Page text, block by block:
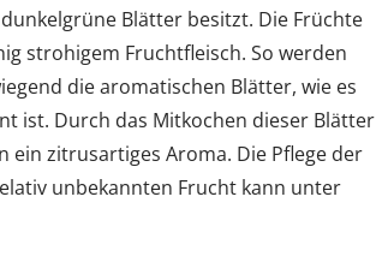
Blätter besitzt. Die Früchte
strohigem Fruchtfleisch. So werden
die aromatischen Blätter, wie es
ist. Durch das Mitkochen dieser Blätter
zitrusartiges Aroma. Die Pflege der
unbekannten Frucht kann unter